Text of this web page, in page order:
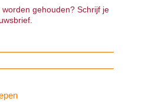
gehouden? Schrijf je